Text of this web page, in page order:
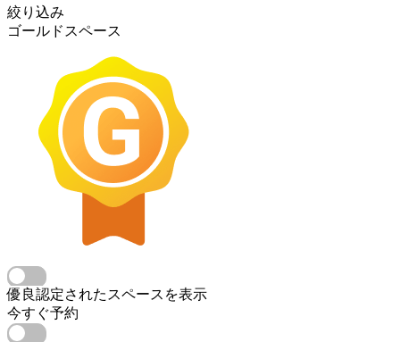
絞り込み
ゴールドスペース
優良認定されたスペースを表示
今すぐ予約